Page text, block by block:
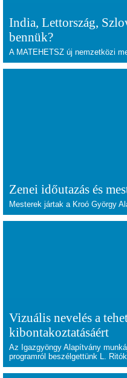
India, Lettország,
bennük?
A MATEHETSZ új nemzetközi
Zenei időutazás és
Mesterek jártak a Kroó György
Vizuális nevelés a
kibontakoztatásáért
Az Igazgyöngy Alapítvány
programról beszélgettünk L.